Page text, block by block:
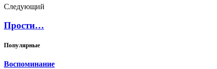
Следующий
Прости…
Популярные
Воспоминание